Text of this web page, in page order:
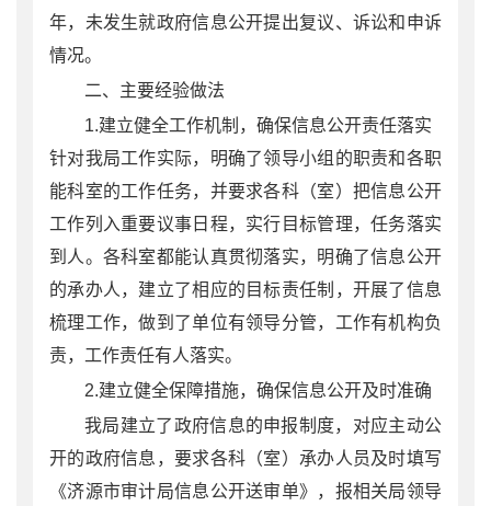
年，未发生就政府信息公开提出复议、诉讼和申诉
情况。
二、主要经验做法
1.建立健全工作机制，确保信息公开责任落实
针对我局工作实际，明确了领导小组的职责和各职
能科室的工作任务，并要求各科（室）把信息公开
工作列入重要议事日程，实行目标管理，任务落实
到人。各科室都能认真贯彻落实，明确了信息公开
的承办人，建立了相应的目标责任制，开展了信息
梳理工作，做到了单位有领导分管，工作有机构负
责，工作责任有人落实。
2.建立健全保障措施，确保信息公开及时准确
我局建立了政府信息的申报制度，对应主动公
开的政府信息，要求各科（室）承办人员及时填写
《济源市审计局信息公开送审单》，报相关局领导